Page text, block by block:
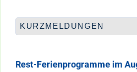
KURZMELDUNGEN
Rest-Ferienprogramme im